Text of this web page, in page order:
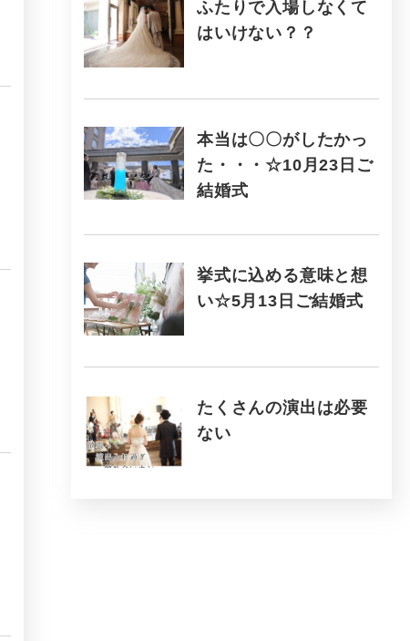
ふたりで入場しなくて
はいけない？？
本当は〇〇がしたかっ
た・・・☆10月23日ご
結婚式
挙式に込める意味と想
い☆5月13日ご結婚式
たくさんの演出は必要
ない